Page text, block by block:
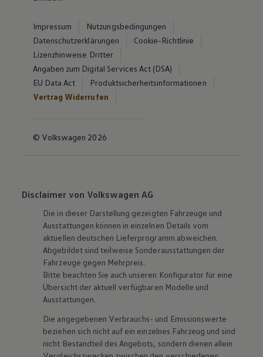
Impressum
Nutzungsbedingungen
Datenschutzerklärungen
Cookie-Richtlinie
Lizenzhinweise Dritter
Angaben zum Digital Services Act (DSA)
EU Data Act
Produktsicherheitsinformationen
Vertrag Widerrufen
© Volkswagen 2026
Disclaimer von Volkswagen AG
Die in dieser Darstellung gezeigten Fahrzeuge und
Ausstattungen können in einzelnen Details vom
aktuellen deutschen Lieferprogramm abweichen.
Abgebildet sind teilweise Sonderausstattungen der
Fahrzeuge gegen Mehrpreis.
Bitte beachten Sie auch unseren Konfigurator für eine
Übersicht der aktuell verfügbaren Modelle und
Ausstattungen.
Die angegebenen Verbrauchs- und Emissionswerte
beziehen sich nicht auf ein einzelnes Fahrzeug und sind
nicht Bestandteil des Angebots, sondern dienen allein